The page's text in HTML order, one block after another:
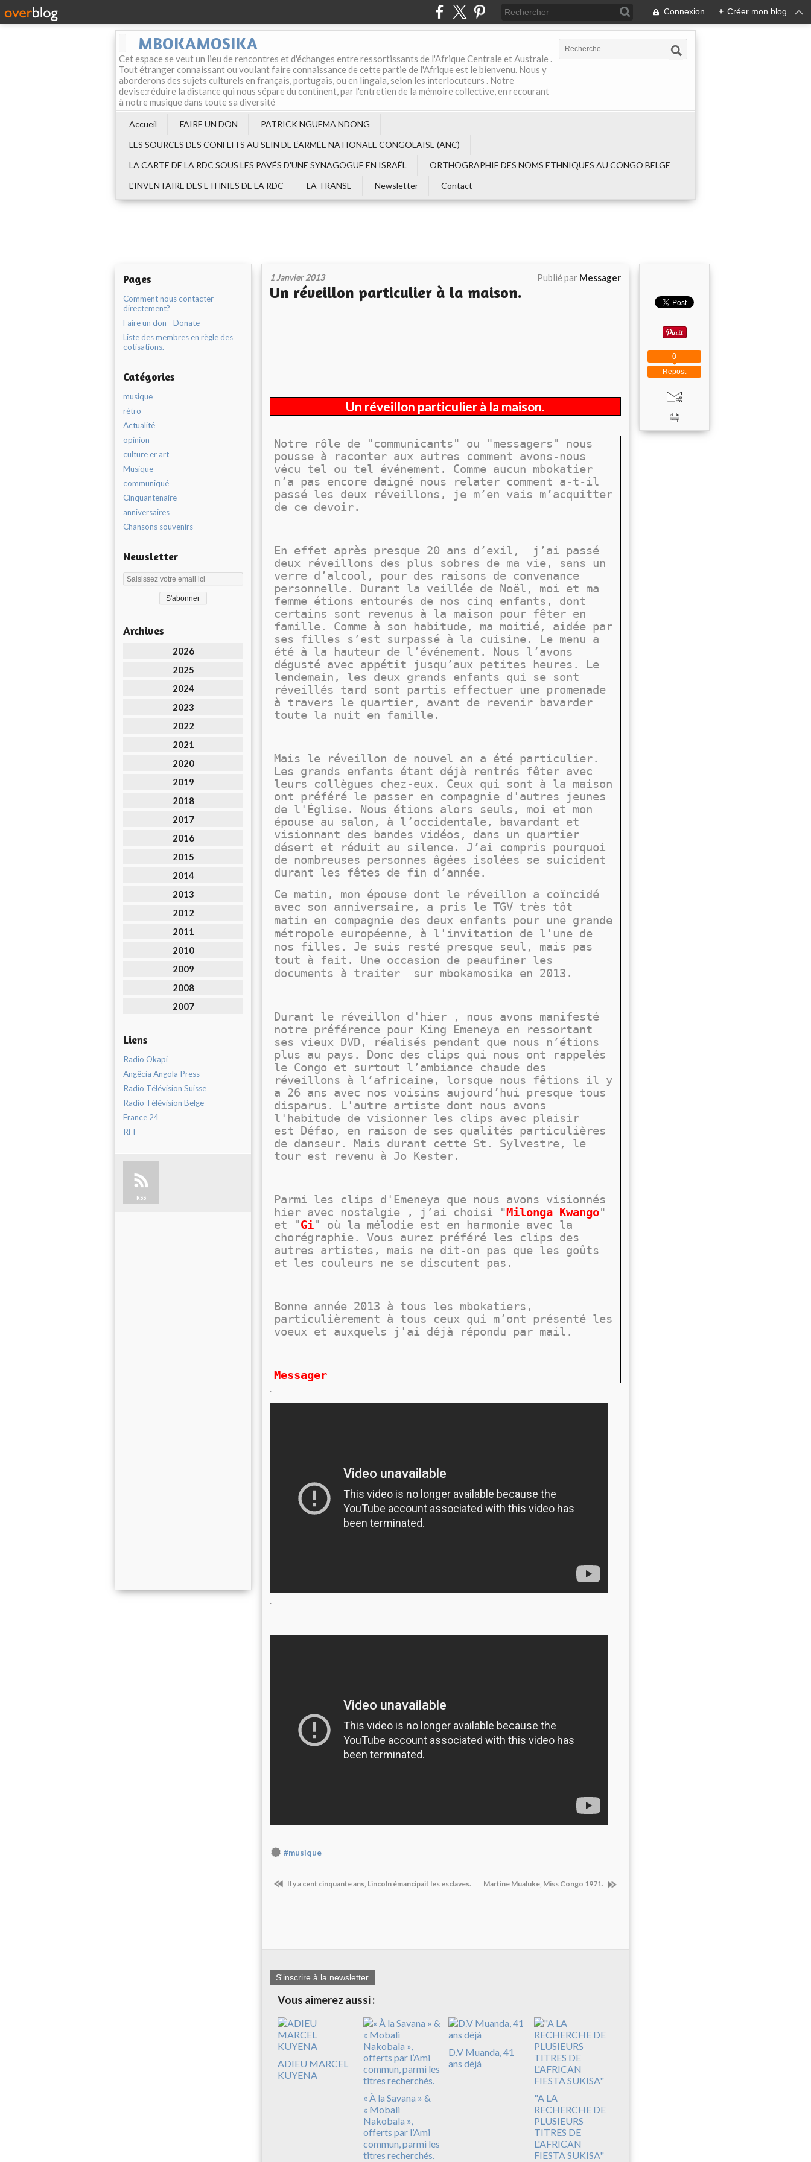
Connexion + Créer mon blog
MBOKAMOSIKA
Cet espace se veut un lieu de rencontres et d'échanges entre ressortissants de l'Afrique Centrale et Australe .
Tout étranger connaissant ou voulant faire connaissance de cette partie de l'Afrique est le bienvenu. Nous y
aborderons des sujets culturels en français, portugais, ou en lingala, selon les interlocuteurs . Notre
devise:réduire la distance qui nous sépare du continent, par l'entretien de la mémoire collective, en recourant
à notre musique dans toute sa diversité
Accueil FAIRE UN DON
PATRICK NGUEMA NDONG
LES SOURCES DES CONFLITS AU SEIN DE L‘ARMÉE NATIONALE CONGOLAISE (ANC)
LA CARTE DE LA RDC SOUS LES PAVÉS D'UNE SYNAGOGUE EN ISRAËL
ORTHOGRAPHIE DES NOMS ETHNIQUES AU CONGO BELGE
L'INVENTAIRE DES ETHNIES DE LA RDC
LA TRANSE Newsletter Contact
Pages
Comment nous contacter
directement?
Faire un don - Donate
Liste des membres en règle des
cotisations.
Catégories
musique
rétro
Actualité
opinion
culture er art
Musique
communiqué
Cinquantenaire
anniversaires
Chansons souvenirs
Newsletter
Archives
2026
2025
2024
2023
2022
2021
2020
2019
2018
2017
2016
2015
2014
2013
2012
2011
2010
2009
2008
2007
Liens
Radio Okapi
Angêcia Angola Press
Radio Télévision Suisse
Radio Télévision Belge
France 24
RFI
RSS
1 Janvier 2013 Publié par Messager
Un réveillon particulier à la maison.
Un réveillon particulier à la maison.
Notre rôle de "communicants" ou "messagers" nous
pousse à raconter aux autres comment avons-nous
vécu tel ou tel événement. Comme aucun mbokatier
n’a pas encore daigné nous relater comment a-t-il
passé les deux réveillons, je m’en vais m’acquitter
de ce devoir.
En effet après presque 20 ans d’exil,
j’ai passé
deux réveillons des plus sobres de ma vie, sans un
verre d’alcool, pour des raisons de convenance
personnelle. Durant la veillée de Noël, moi et ma
femme étions entourés de nos cinq enfants, dont
certains sont revenus à la maison pour fêter en
famille. Comme à son habitude, ma moitié, aidée par
ses filles s’est surpassé à la cuisine. Le menu a
été à la hauteur de l’événement. Nous l’avons
dégusté avec appétit jusqu’aux petites heures. Le
lendemain, les deux grands enfants qui se sont
réveillés tard sont partis effectuer une promenade
à travers le quartier, avant de revenir bavarder
toute la nuit en famille.
Mais le réveillon de nouvel an a été particulier.
Les grands enfants étant déjà rentrés fêter avec
leurs collègues chez-eux. Ceux qui sont à la maison
ont préféré le passer en compagnie d'autres jeunes
de l'Église. Nous étions alors seuls, moi et mon
épouse au salon, à l’occidentale, bavardant et
visionnant des bandes vidéos, dans un quartier
désert et réduit au silence. J’ai compris pourquoi
de nombreuses personnes âgées isolées se suicident
durant les fêtes de fin d’année.
Ce matin, mon épouse dont le réveillon a coïncidé
avec son anniversaire, a pris le TGV très tôt
matin en compagnie des deux enfants pour une grande
métropole européenne, à l'invitation de l'une de
nos filles. Je suis resté presque seul, mais pas
tout à fait. Une occasion de peaufiner les
documents à traiter sur mbokamosika en 2013.
Durant le réveillon d'hier , nous avons manifesté
notre préférence pour King Emeneya en ressortant
ses vieux DVD, réalisés pendant que nous n’étions
plus au pays. Donc des clips qui nous ont rappelés
le Congo et surtout l’ambiance chaude des
réveillons à l’africaine, lorsque nous fêtions il y
a 26 ans avec nos voisins aujourd’hui presque tous
disparus. L'autre artiste dont nous avons
l'habitude de visionner les clips avec plaisir
est Défao, en raison de ses qualités particulières
de danseur. Mais durant cette St. Sylvestre, le
tour est revenu à Jo Kester.
Parmi les clips d'Emeneya que nous avons visionnés
hier avec nostalgie , j’ai choisi " Milonga Kwango"
et "Gi" où la mélodie est en harmonie avec la
chorégraphie. Vous aurez préféré les clips des
autres artistes, mais ne dit-on pas que les goûts
et les couleurs ne se discutent pas.
Bonne année 2013 à tous les mbokatiers,
particulièrement à tous ceux qui m’ont présenté les
voeux et auxquels j'ai déjà répondu par mail.
Messager
.
.
#musique
Il y a cent cinquante ans, Lincoln émancipait les esclaves. Martine Mualuke, Miss Congo 1971.
S'inscrire à la newsletter
Vous aimerez aussi :
ADIEU MARCEL
KUYENA
« À la Savana » &
« Mobali
Nakobala »,
offerts par l’Ami
commun, parmi les
titres recherchés.
D.V Muanda, 41
ans déjà
"A LA
RECHERCHE DE
PLUSIEURS
TITRES DE
L'AFRICAN
FIESTA SUKISA"
Repost
0